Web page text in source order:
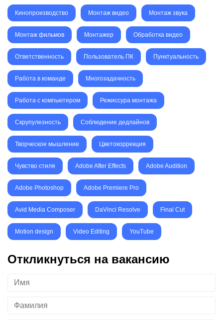
Кинопроизводство Монтаж видео Монтаж звука
Монтаж фильмов Монтажер Обработка видео
Ответственность Пользователь ПК Пунктуальность
Работа в команде Многозадачность
Работа с компьютером Режиссура монтажа
Скрупулезность Соблюдение дедлайнов
Творческое мышление Цветокоррекция
Чувство стиля Adobe After Effects Adobe Audition
Adobe Photoshop Adobe Premiere Pro
Avid Media Composer DaVinci Resolve Final Cut
Motion design Video Editing YouTube
Откликнуться на вакансию